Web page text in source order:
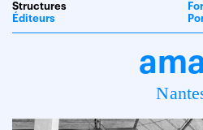
Structures
Éditeurs